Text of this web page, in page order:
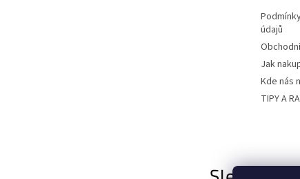
údajů
Jak
Kde nás
TIPY A